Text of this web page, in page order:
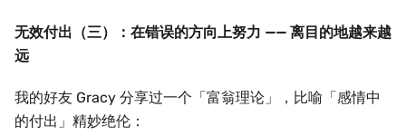
无效付出（三）：在错误的方向上努力 —— 离目的地越来越
远
我的好友 Gracy 分享过一个「富翁理论」，比喻「感情中
的付出」精妙绝伦：